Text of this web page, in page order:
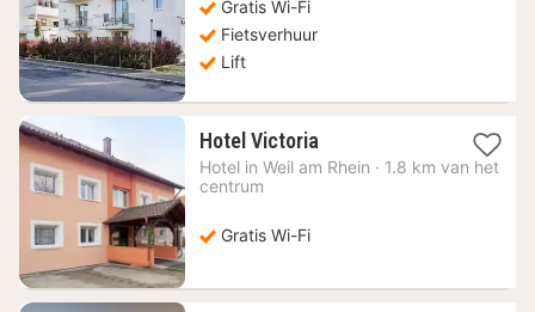
Gratis Wi-Fi
Fietsverhuur
Lift
Hotel Victoria1
nacht
Hotel in Weil am Rhein · 1.8 km van het
centrum
Gratis Wi-Fi